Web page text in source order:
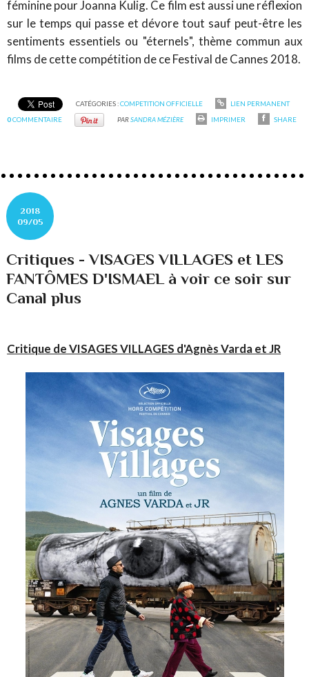
féminine pour Joanna Kulig. Ce film est aussi une réflexion
sur le temps qui passe et dévore tout sauf peut-être les
sentiments essentiels ou "éternels", thème commun aux
films de cette compétition de ce Festival de Cannes 2018.
CATÉGORIES :COMPETITION OFFICIELLE
LIEN PERMANENT
0COMMENTAIRE PARSANDRA MÉZIÈRE IMPRIMER SHARE
2018
09/05
Critiques - VISAGES VILLAGES et LES
FANTÔMES D'ISMAEL à voir ce soir sur
Canal plus
Critique de VISAGES VILLAGES d'Agnès Varda et JR